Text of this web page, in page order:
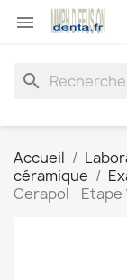

search
Accueil
céramique
Cerapol - Etape